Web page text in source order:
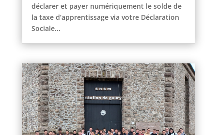
déclarer et payer numériquement le solde de
la taxe d’apprentissage via votre Déclaration
Sociale...